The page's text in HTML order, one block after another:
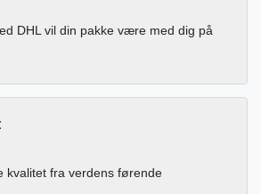
DHL vil din pakke være med dig på
kvalitet fra verdens førende